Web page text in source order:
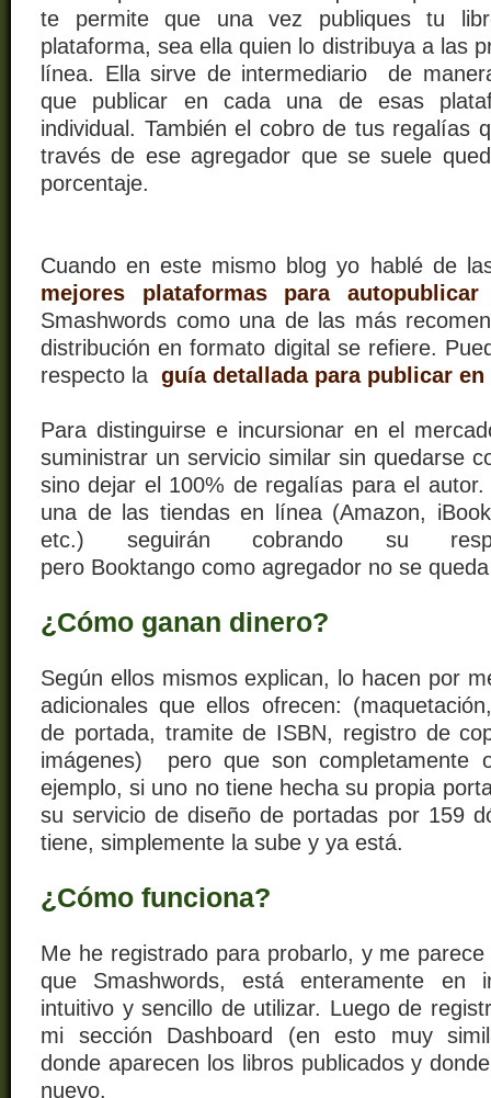
te permite que una vez publiques tu
plataforma, sea ella quien lo distribuya a las
línea. Ella sirve de intermediario de
que publicar en cada una de esas
individual. También el cobro de tus regalías
través de ese agregador que se suele
porcentaje.
Cuando en este mismo blog yo hablé de
mejores plataformas para
Smashwords como una de las más
distribución en formato digital se refiere.
respecto la guía detallada para publicar
Para distinguirse e incursionar en el
suministrar un servicio similar sin quedarse
sino dejar el 100% de regalías para el
una de las tiendas en línea (Amazon,
etc.) seguirán cobrando su
pero Booktango como agregador no se
¿Cómo ganan dinero?
Según ellos mismos explican, lo hacen por
adicionales que ellos ofrecen:
de portada, tramite de ISBN, registro de
imágenes) pero que son completamente
ejemplo, si uno no tiene hecha su propia
su servicio de diseño de portadas por 159
tiene, simplemente la sube y ya está.
¿Cómo funciona?
Me he registrado para probarlo, y me
que Smashwords, está enteramente en
intuitivo y sencillo de utilizar. Luego de
mi sección Dashboard (en esto muy
donde aparecen los libros publicados y
nuevo.